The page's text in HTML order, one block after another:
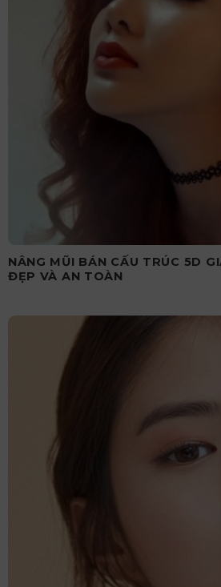
NÂNG MŨI BÁN CẤU TRÚC 5D
ĐẸP VÀ AN TOÀN